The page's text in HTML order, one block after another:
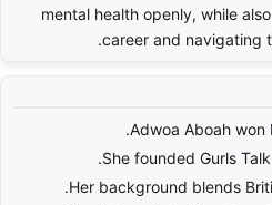
mental health openly, while
career and navigating
Adwoa Aboah won
She founded Gurls
Her background blends